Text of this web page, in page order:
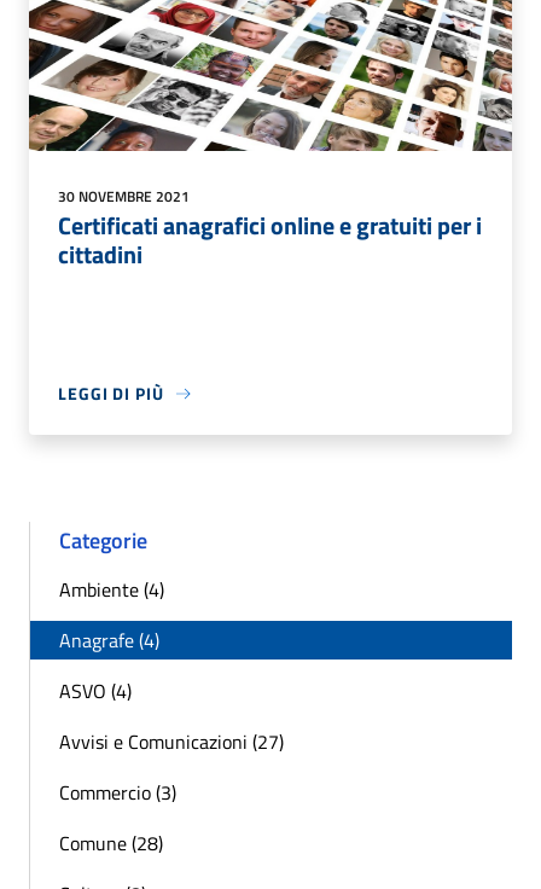
30 NOVEMBRE 2021
Certificati anagrafici online e gratuiti per i
cittadini
LEGGI DI PIÙ
Categorie
Ambiente (4)
Anagrafe (4)
ASVO (4)
Avvisi e Comunicazioni (27)
Commercio (3)
Comune (28)